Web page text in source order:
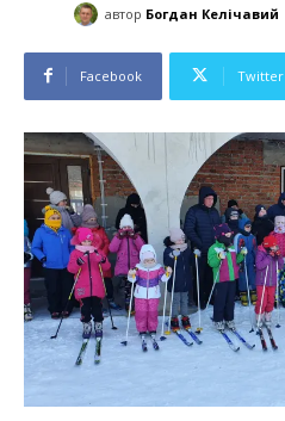
автор Богдан Келічавий
Facebook Twitter